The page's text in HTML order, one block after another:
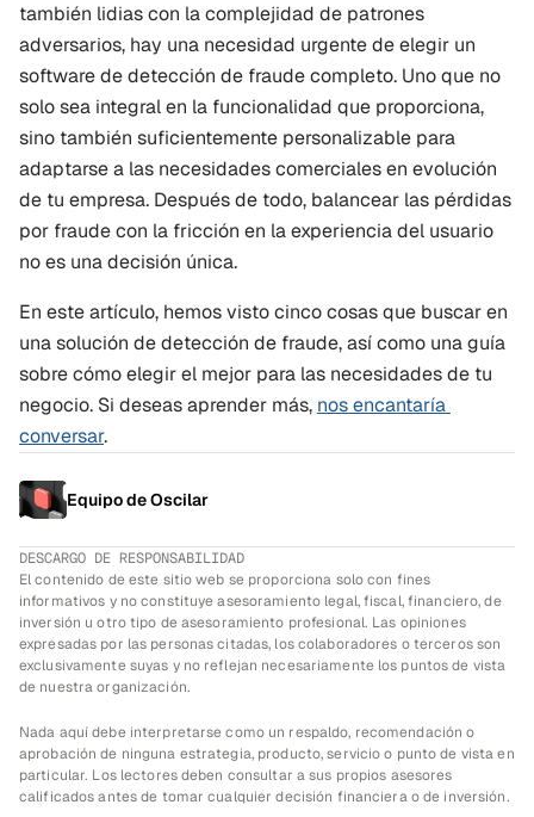
también lidias con la complejidad de patrones
adversarios, hay una necesidad urgente de elegir un
software de detección de fraude completo. Uno que no
solo sea integral en la funcionalidad que proporciona,
sino también suficientemente personalizable para
adaptarse a las necesidades comerciales en evolución
de tu empresa. Después de todo, balancear las pérdidas
por fraude con la fricción en la experiencia del usuario
no es una decisión única.
En este artículo, hemos visto cinco cosas que buscar en
una solución de detección de fraude, así como una guía
sobre cómo elegir el mejor para las necesidades de tu
negocio. Si deseas aprender más, nos encantaría
conversar.
Equipo de Oscilar
DESCARGO DE RESPONSABILIDAD
El contenido de este sitio web se proporciona solo con fines
informativos y no constituye asesoramiento legal, fiscal, financiero, de
inversión u otro tipo de asesoramiento profesional. Las opiniones
expresadas por las personas citadas, los colaboradores o terceros son
exclusivamente suyas y no reflejan necesariamente los puntos de vista
de nuestra organización.
Nada aquí debe interpretarse como un respaldo, recomendación o
aprobación de ninguna estrategia, producto, servicio o punto de vista en
particular. Los lectores deben consultar a sus propios asesores
calificados antes de tomar cualquier decisión financiera o de inversión.